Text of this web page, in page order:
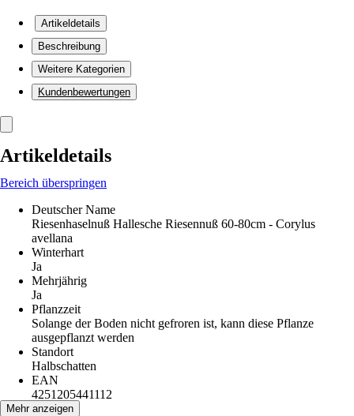
Artikeldetails
Beschreibung
Weitere Kategorien
Kundenbewertungen
Artikeldetails
Bereich überspringen
Deutscher Name
Riesenhaselnuß Hallesche Riesennuß 60-80cm - Corylus
avellana
Winterhart
Ja
Mehrjährig
Ja
Pflanzzeit
Solange der Boden nicht gefroren ist, kann diese Pflanze
ausgepflanzt werden
Standort
Halbschatten
EAN
4251205441112
Mehr anzeigen